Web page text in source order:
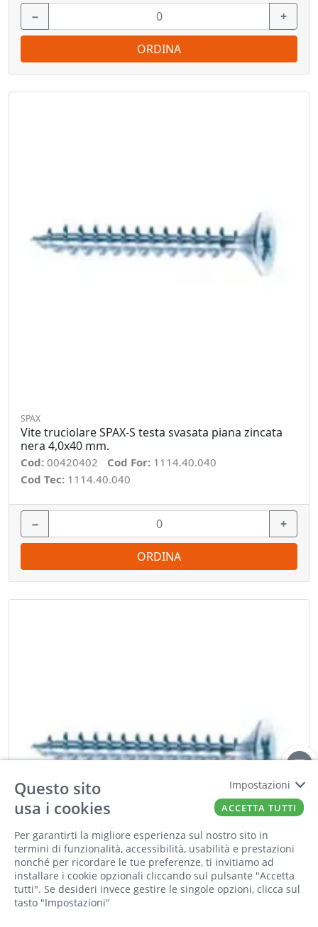
− +
ORDINA
SPAX
Vite truciolare SPAX-S testa svasata piana zincata
nera 4,0x40 mm.
Cod: 00420402 Cod For: 1114.40.040
Cod Tec: 1114.40.040
− +
ORDINA
Questo sito
usa i cookies
Per garantirti la migliore esperienza sul nostro sito in
termini di funzionalità, accessibilità, usabilità e prestazioni
nonché per ricordare le tue preferenze, ti invitiamo ad
installare i cookie opzionali cliccando sul pulsante "Accetta
tutti". Se desideri invece gestire le singole opzioni, clicca sul
tasto "Impostazioni"
Impostazioni
ACCETTA TUTTI